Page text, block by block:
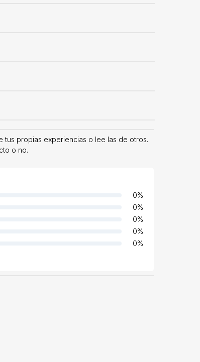
tus propias experiencias o lee las de otros.
o no.
0%
0%
0%
0%
0%